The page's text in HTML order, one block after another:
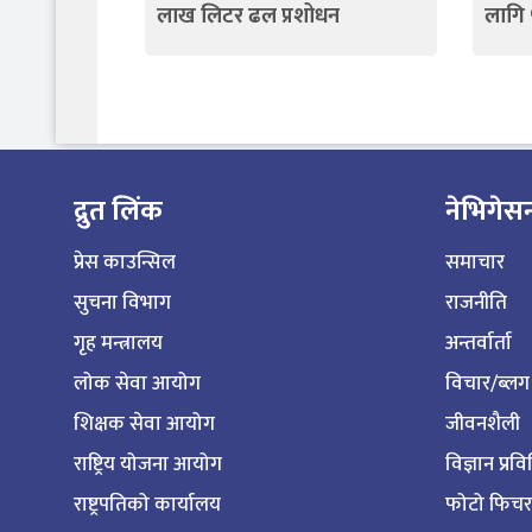
लाख लिटर ढल प्रशोधन
द्रुत लिंक
प्रेस काउन्सिल
सुचना विभाग
गृह मन्त्रालय
लोक सेवा आयोग
शिक्षक सेवा आयोग
राष्ट्रिय योजना आयोग
राष्ट्रपतिको कार्यालय
समाचार
राजनीति
अन्तर्वार्ता
विचार/ब्लग
जीवनशैली
विज्ञान
फोटो फिचर